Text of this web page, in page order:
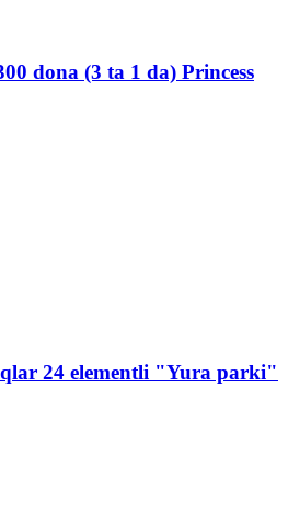
dona (3 ta 1 da) Princess
24 elementli "Yura parki"